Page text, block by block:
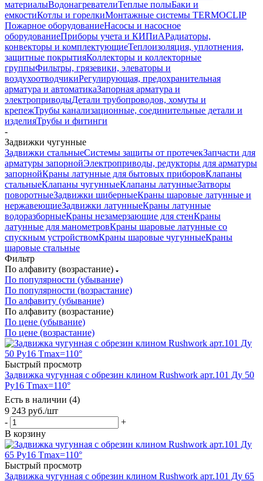
материалыВодонагревателиТеплые полыБаки и
емкостиКотлы и горелкиМонтажные системы TERMOCLIP
Пожарное оборудованиеНасосы и насосное
оборудованиеПриборы учета и КИПиАРадиаторы,
конвекторы и комплектующиеТеплоизоляция, уплотнения,
защитные покрытияКоллекторы и коллекторные
группыФильтры, грязевики, элеваторы и
воздухоотводчикиРегулирующая, предохранительная
арматура и автоматикаЗапорная арматура и
электроприводыДетали трубопроводов, хомуты и
крепежТрубы канализационные, соединительные детали и
изделияТрубы и фитинги
-
Задвижки чугунные
Задвижки стальныеСистемы защиты от протечекЗапчасти для
арматуры запорнойЭлектроприводы, редукторы для арматуры
запорнойКраны латунные для бытовых приборовКлапаны
стальныеКлапаны чугунныеКлапаны латунныеЗатворы
поворотныеЗадвижки шиберныеКраны шаровые латунные и
нержавеющиеЗадвижки латунныеКраны латунные
водоразборныеКраны незамерзающие для стенКраны
латунные для манометровКраны шаровые латунные со
спускным устройствомКраны шаровые чугунныеКраны
шаровые стальные
Фильтр
По алфавиту (возрастание)
По популярности (убывание)
По популярности (возрастание)
По алфавиту (убывание)
По алфавиту (возрастание)
По цене (убывание)
По цене (возрастание)
Быстрый просмотр
Задвижка чугунная с обрезин клином Rushwork арт.101 Ду 50
Ру16 Tmax=110°
Есть в наличии (4)
9 243 руб./шт
-
+
В корзину
Быстрый просмотр
Задвижка чугунная с обрезин клином Rushwork арт.101 Ду 65